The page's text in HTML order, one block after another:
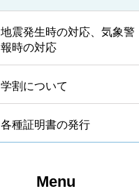
地震発生時の対応、気象警
報時の対応
学割について
各種証明書の発行
Menu